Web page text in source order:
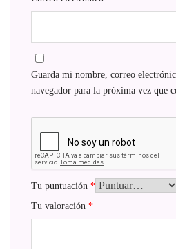
Guarda mi nombre, correo
navegador para la próxima vez que
Tu puntuación *
Tu valoración *